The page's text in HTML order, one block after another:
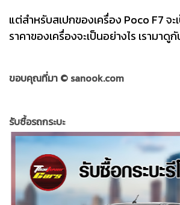
แต่สำหรับสเปกของเครื่อง Poco F7 จะ
ราคาของเครื่องจะเป็นอย่างไร เรามาดู
ขอบคุณที่มา © sanook.com
รับซื้อรถกระบะ